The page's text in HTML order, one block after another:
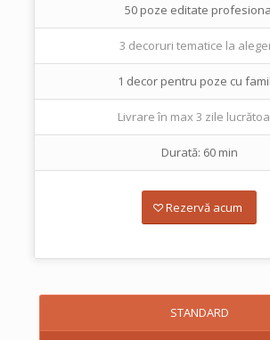
50 poze editate
3 decoruri tematice la
1 decor pentru poze cu
Livrare în max 3 zile
Durată: 60 min
Rezervă acum
STANDARD